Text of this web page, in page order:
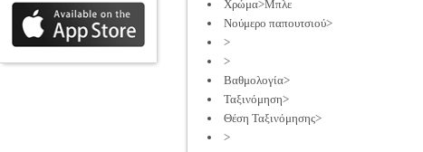
Χρώμα>Μπλε
Νούμερο παπουτσιού>
>
>
Βαθμολογία>
Ταξινόμηση>
Θέση Ταξινόμησης>
>